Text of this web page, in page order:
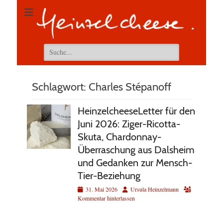
Suchen
nach:
Schlagwort: Charles Stépanoff
HeinzelcheeseLetter für den
Juni 2026: Ziger-Ricotta-
Skuta, Chardonnay-
Überraschung aus Dalsheim
und Gedanken zur Mensch-
Tier-Beziehung
Veröffentlicht
am
31. Mai 2026 AutorUrsula Heinzelmann
Kommentar hinterlassen